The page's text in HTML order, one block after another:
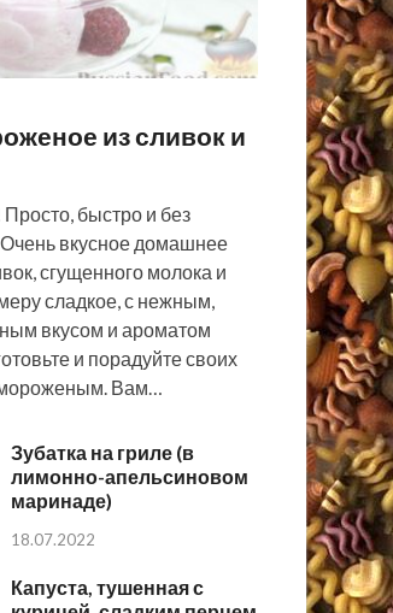
из сливок и
быстро и без
вкусное домашнее
сгущенного молока и
сладкое, с нежным,
вкусом и ароматом
и порадуйте своих
мороженым. Вам…
Зубатка на гриле (в
лимонно-апельсиновом
маринаде)
18.07.2022
Капуста, тушенная с